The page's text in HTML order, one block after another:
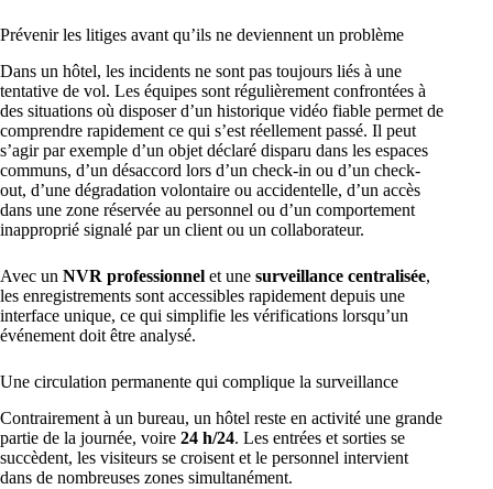
Prévenir les litiges avant qu’ils ne deviennent un problème
Dans un hôtel, les incidents ne sont pas toujours liés à une
tentative de vol. Les équipes sont régulièrement confrontées à
des situations où disposer d’un historique vidéo fiable permet de
comprendre rapidement ce qui s’est réellement passé. Il peut
s’agir par exemple d’un objet déclaré disparu dans les espaces
communs, d’un désaccord lors d’un check-in ou d’un check-
out, d’une dégradation volontaire ou accidentelle, d’un accès
dans une zone réservée au personnel ou d’un comportement
inapproprié signalé par un client ou un collaborateur.
Avec un NVR professionnel et une surveillance centralisée,
les enregistrements sont accessibles rapidement depuis une
interface unique, ce qui simplifie les vérifications lorsqu’un
événement doit être analysé.
Une circulation permanente qui complique la surveillance
Contrairement à un bureau, un hôtel reste en activité une grande
partie de la journée, voire 24 h/24. Les entrées et sorties se
succèdent, les visiteurs se croisent et le personnel intervient
dans de nombreuses zones simultanément.